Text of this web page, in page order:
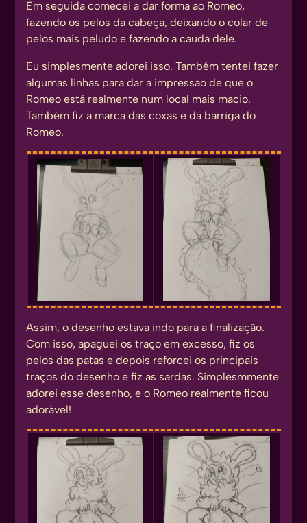
Em seguida comecei a dar forma ao Romeo,
fazendo os pelos da cabeça, deixando o colar de
pelos mais peludo e fazendo a cauda dele.
Eu simplesmente adorei isso. Também tentei fazer
algumas linhas para dar a impressão de que o
Romeo está realmente num local mais macio.
Também fiz a marca das coxas e da barriga do
Romeo.
Assim, o desenho estava indo para a finalização.
Com isso, apaguei os traço em excesso, fiz os
pelos das patas e depois reforcei os principais
traços do desenho e fiz as sardas. Simplesmmente
adorei esse desenho, e o Romeo realmente ficou
adorável!